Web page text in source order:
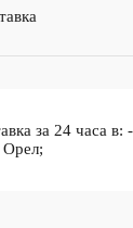
за 24 часа в: